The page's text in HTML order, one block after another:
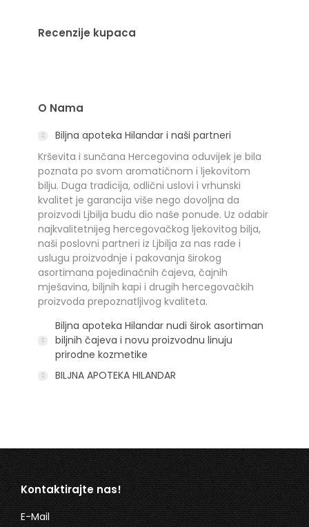
Recenzije kupaca
O Nama
Biljna apoteka Hilandar i naši partneri
Krševita i sunčana Hercegovina oduvijek je bila
poznata po svom aromatičnom i ljekovitom
bilju. Duga tradicija, odlični uslovi i vrhunski
kvalitet je garancija više nego dovoljna da
proizvodi Ljbilja budu dio naše ponude. Uz odabir
najkvalitetnijeg hercegovačkog ljekovitog bilja,
naši poslovni partneri iz Ljbilja za nas rade i
uslugu proizvodnje i pakovanja širokog
asortimana pojedinačnih čajeva, čajnih
mješavina, biljnih kapi i drugih hercegovačkih
proizvoda prepoznatljivog kvaliteta.
Biljna apoteka Hilandar nudi širok asortiman
biljnih čajeva i novu proizvodnu linuju
prirodne kozmetike
BILJNA APOTEKA HILANDAR
Kontaktirajte nas!
E-Mail